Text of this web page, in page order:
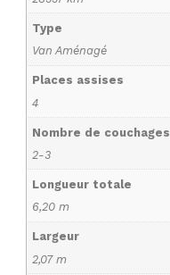
Type
Van Aménagé
Places assises
4
Nombre de couchages
2-3
Longueur totale
6,20 m
Largeur
2,07 m